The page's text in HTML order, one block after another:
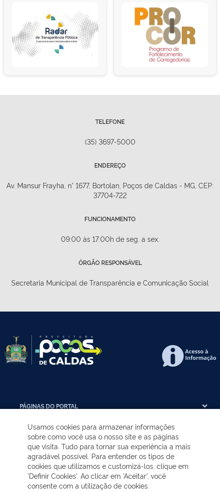
TELEFONE
(35) 3697-5000
ENDEREÇO
Av. Mansur Frayha, n° 1677, Bortolan, Poços de Caldas - MG, CEP:
37704-722
FUNCIONAMENTO
09:00 às 17:00h de seg. a sex.
ÓRGÃO RESPONSÁVEL
Secretaria Municipal de Transparência e Comunicação Social
PÁGINAS DO PORTAL
ÓRGÃOS DA PREFEITURA
PÚBLICOS ALVOS
TRANSPARÊNCIA
Usamos cookies para armazenar informações
sobre como você usa o nosso site e as páginas
que visita. Tudo para tornar sua experiência a mais
agradável possível. Para entender os tipos de
cookies que utilizamos e customizá-los, clique em
'Definir Cookies'. Ao clicar em 'Aceitar', você
consente com a utilização de cookies.